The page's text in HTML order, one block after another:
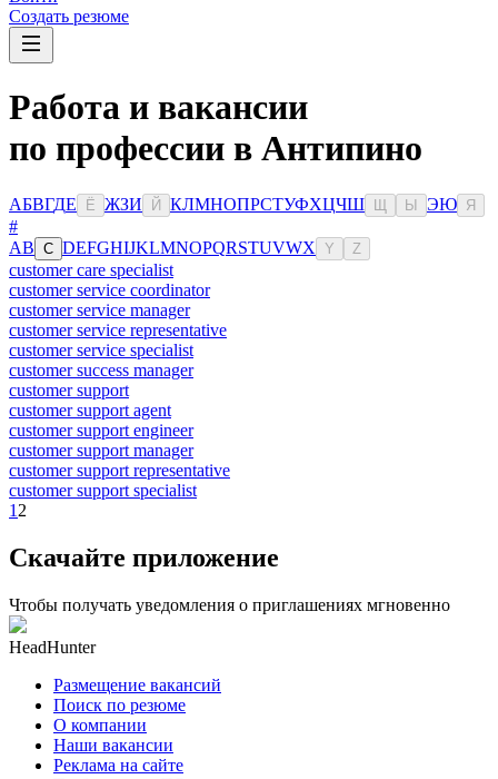
Создать резюме
Работа и вакансии
по профессии в Антипино
АБВГДЕ Ё ЖЗИ Й КЛМНОПРСТУФХЦЧШ Ы ЭЮ Я
#
AB C DEFGHIJKLMNOPQRSTUVWX Y Z
customer care specialist
customer service coordinator
customer service manager
customer service representative
customer service specialist
customer success manager
customer support
customer support agent
customer support engineer
customer support manager
customer support representative
customer support specialist
1 2
Скачайте приложение
Чтобы получать уведомления о приглашениях мгновенно
HeadHunter
Размещение вакансий
Поиск по резюме
О компании
Наши вакансии
Реклама на сайте